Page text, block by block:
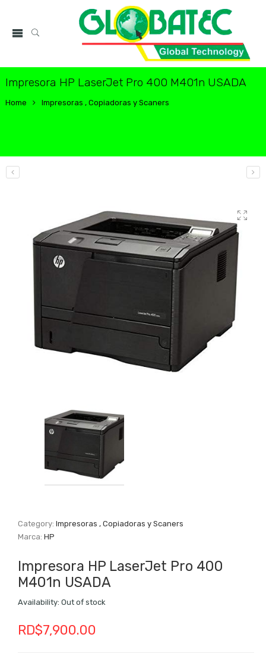
Impresora HP LaserJet Pro 400 M401n USADA
Home Impresoras , Copiadoras y Scaners
Category:Impresoras , Copiadoras y Scaners
Marca:HP
Impresora HP LaserJet Pro 400
M401n USADA
Availability: Out of stock
RD$7,900.00